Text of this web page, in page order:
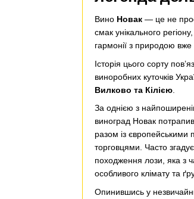
Вино Новак — це не
смак унікального
гармонії з природою вже
Історія цього сорту
виноробних куточків
Вилково та Кілією
За однією з
виноград Новак
разом із європейськими
торговцями. Часто
походження лози, яка з
особливого клімату та
Опинившись у